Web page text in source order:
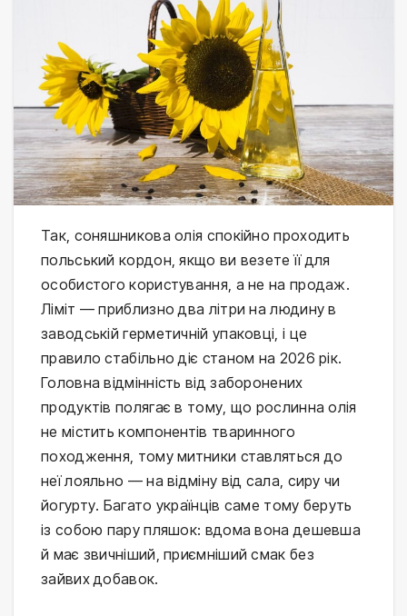
Так, соняшникова олія спокійно проходить
польський кордон, якщо ви везете її для
особистого користування, а не на продаж.
Ліміт — приблизно два літри на людину в
заводській герметичній упаковці, і це
правило стабільно діє станом на 2026 рік.
Головна відмінність від заборонених
продуктів полягає в тому, що рослинна олія
не містить компонентів тваринного
походження, тому митники ставляться до
неї лояльно — на відміну від сала, сиру чи
йогурту. Багато українців саме тому беруть
із собою пару пляшок: вдома вона дешевша
й має звичніший, приємніший смак без
зайвих добавок.